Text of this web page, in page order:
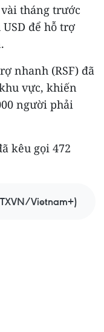
tháng trước
để hỗ trợ
nhanh (RSF) đã
vực, khiến
người phải
kêu gọi 472
Vietnam+)